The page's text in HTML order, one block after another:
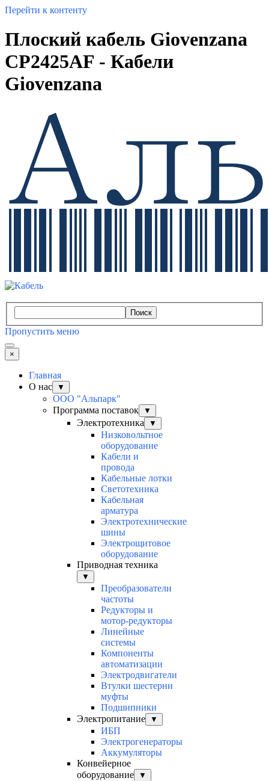
Перейти к контенту
Плоский кабель Giovenzana
CP2425AF - Кабели
Giovenzana
Поиск
Пропустить меню
×
Главная
О нас
▼
ООО "Альпарк"
Программа поставок
▼
Электротехника ▼
Низковольтное
оборудование
Кабели и
провода
Кабельные лотки
Светотехника
Кабельная
арматура
Электротехнические
шины
Электрощитовое
оборудование
Приводная техника
▼
Преобразователи
частоты
Редукторы и
мотор-редукторы
Линейные
системы
Компоненты
автоматизации
Электродвигатели
Втулки шестерни
муфты
Подшипники
Электропитание
▼
ИБП
Электрогенераторы
Аккумуляторы
Конвейерное
оборудование
▼